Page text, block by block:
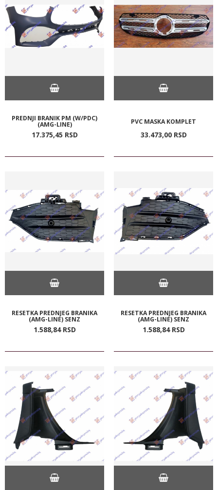
PREDNJI BRANIK PM (W/PDC)
(AMG-LINE)
17.375,45 RSD
PVC MASKA KOMPLET
33.473,00 RSD
RESETKA PREDNJEG BRANIKA
(AMG-LINE) SENZ
1.588,84 RSD
RESETKA PREDNJEG BRANIKA
(AMG-LINE) SENZ
1.588,84 RSD